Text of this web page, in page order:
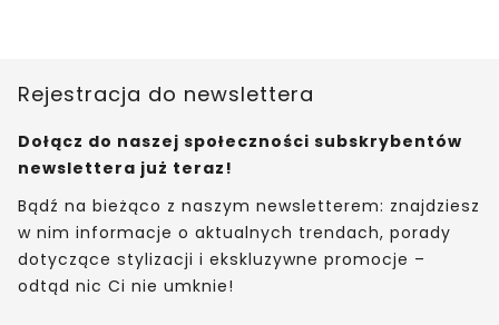
Rejestracja do newslettera
Dołącz do naszej społeczności subskrybentów
newslettera już teraz!
Bądź na bieżąco z naszym newsletterem: znajdziesz
w nim informacje o aktualnych trendach, porady
dotyczące stylizacji i ekskluzywne promocje –
odtąd nic Ci nie umknie!